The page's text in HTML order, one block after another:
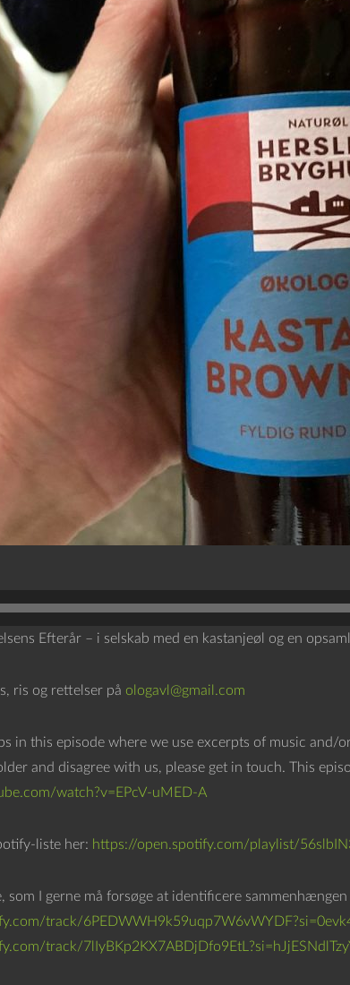
Efterår – i selskab med en kastanjeøl og en
ris og rettelser på ologavl@gmail.com
in this episode where we use excerpts of music and/
and disagree with us, please get in touch. This
watch?v=EPcV-uMED-A
liste her: https://open.spotify.com/playlist/
som I gerne må forsøge at identificere
track/
track/